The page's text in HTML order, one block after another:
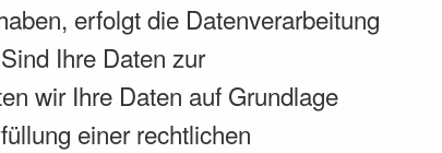
erfolgt die Datenverarbeitung
Ihre Daten zur
wir Ihre Daten auf Grundlage
einer rechtlichen